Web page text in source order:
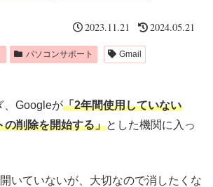
2023.11.21 2024.05.21
パソコンサポート
Gmail
、Googleが「2年間使用していない
削除を開始する」とした機関に入っ
いていないが、大切なので消したくな